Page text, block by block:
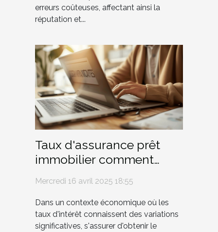
erreurs coûteuses, affectant ainsi la
réputation et...
Taux d'assurance prêt
immobilier comment
période de fluctuation
Mercredi 16 avril 2025 18:55
Dans un contexte économique où les
taux d'intérêt connaissent des variations
significatives, s'assurer d'obtenir le